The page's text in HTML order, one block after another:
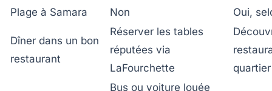
Plage à Samara Non Oui,
Dîner dans un bon
restaurant
Réserver les tables
réputées via
LaFourchette
quartier
Bus ou voiture louée